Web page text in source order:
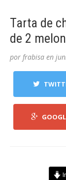
Tarta de
de 2
por frabisa en